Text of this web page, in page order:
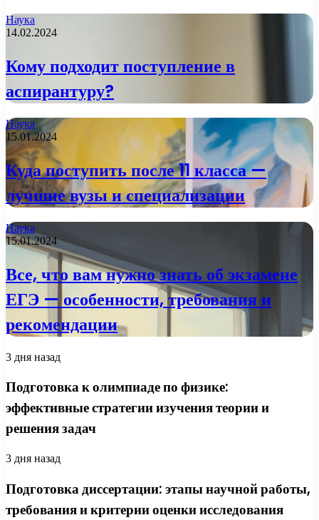
Наука
14.02.2024
Кому подходит поступление в
аспирантуру?
Наука
15.01.2024
Куда поступить после 11 класса —
лучшие вузы и специализации
Наука
15.01.2024
Все, что вам нужно знать об экзамене
ЕГЭ — особенности, требования и
рекомендации
3 дня назад
Подготовка к олимпиаде по физике:
эффективные стратегии изучения теории и
решения задач
3 дня назад
Подготовка диссертации: этапы научной работы,
требования и критерии оценки исследования